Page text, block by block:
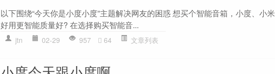
以下围绕“今天你是小度小度”主题解决网友的困惑 想买个智能音箱，小度、小
好用更智能质量好? 在选择购买智能音...
jtn 02-29 957 64 文章列表